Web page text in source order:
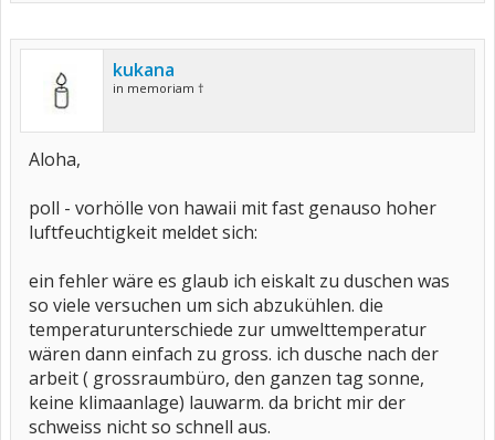
kukana
in memoriam †
Aloha,
poll - vorhölle von hawaii mit fast genauso hoher
luftfeuchtigkeit meldet sich:
ein fehler wäre es glaub ich eiskalt zu duschen was
so viele versuchen um sich abzukühlen. die
temperaturunterschiede zur umwelttemperatur
wären dann einfach zu gross. ich dusche nach der
arbeit ( grossraumbüro, den ganzen tag sonne,
keine klimaanlage) lauwarm. da bricht mir der
schweiss nicht so schnell aus.